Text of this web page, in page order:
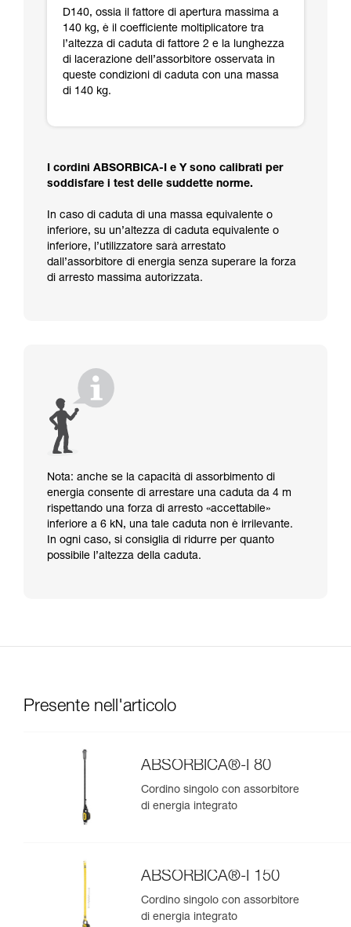
D140, ossia il fattore di apertura massima a
140 kg, è il coefficiente moltiplicatore tra
l’altezza di caduta di fattore 2 e la lunghezza
di lacerazione dell’assorbitore osservata in
queste condizioni di caduta con una massa
di 140 kg.
I cordini ABSORBICA-I e Y sono calibrati per
soddisfare i test delle suddette norme.
In caso di caduta di una massa equivalente o
inferiore, su un’altezza di caduta equivalente o
inferiore, l’utilizzatore sarà arrestato
dall’assorbitore di energia senza superare la forza
di arresto massima autorizzata.
Nota: anche se la capacità di assorbimento di
energia consente di arrestare una caduta da 4 m
rispettando una forza di arresto «accettabile»
inferiore a 6 kN, una tale caduta non è irrilevante.
In ogni caso, si consiglia di ridurre per quanto
possibile l’altezza della caduta.
Presente nell'articolo
ABSORBICA®-I 80
Cordino singolo con assorbitore
di energia integrato
ABSORBICA®-I 150
Cordino singolo con assorbitore
di energia integrato